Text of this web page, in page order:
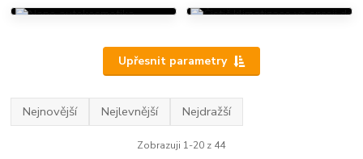
Upřesnit parametry
Nejnovější Nejlevnější Nejdražší
Zobrazuji 1-20 z 44